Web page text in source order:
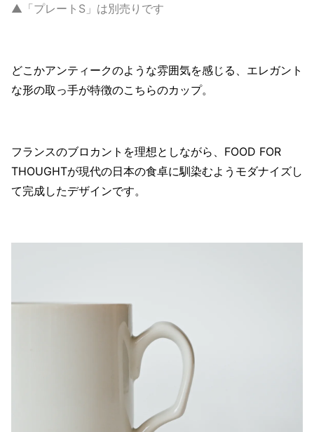
▲「プレートS」は別売りです
どこかアンティークのような雰囲気を感じる、エレガント
な形の取っ手が特徴のこちらのカップ。
フランスのブロカントを理想としながら、FOOD FOR
THOUGHTが現代の日本の食卓に馴染むようモダナイズし
て完成したデザインです。